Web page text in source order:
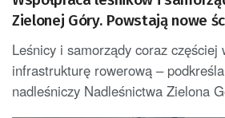
Zielonej Góry. Powstają nowe
Leśnicy i samorządy coraz
infrastrukturę rowerową –
nadleśniczy Nadleśnictwa Zielona